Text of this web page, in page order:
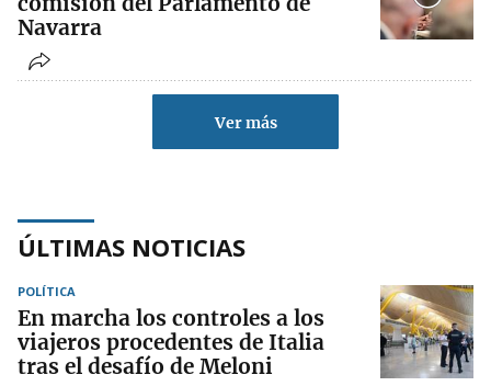
Navarra
Ver más
ÚLTIMAS NOTICIAS
POLÍTICA
En marcha los controles a los
viajeros procedentes de Italia
tras el desafío de Meloni